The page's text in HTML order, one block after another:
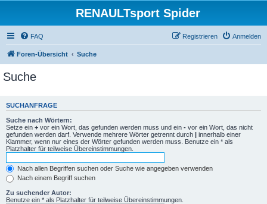
RENAULTsport Spider
FAQ Anmelden
Registrieren
Foren-Übersicht Suche
Suche
SUCHANFRAGE
Suche nach Wörtern:
Setze ein + vor ein Wort, das gefunden werden muss und ein - vor ein Wort, das nicht
gefunden werden darf. Verwende mehrere Wörter getrennt durch | innerhalb einer
Klammer, wenn nur eines der Wörter gefunden werden muss. Benutze ein * als
Platzhalter für teilweise Übereinstimmungen.
Nach allen Begriffen suchen oder Suche wie angegeben verwenden
Nach einem Begriff suchen
Zu suchender Autor:
Benutze ein * als Platzhalter für teilweise Übereinstimmungen.